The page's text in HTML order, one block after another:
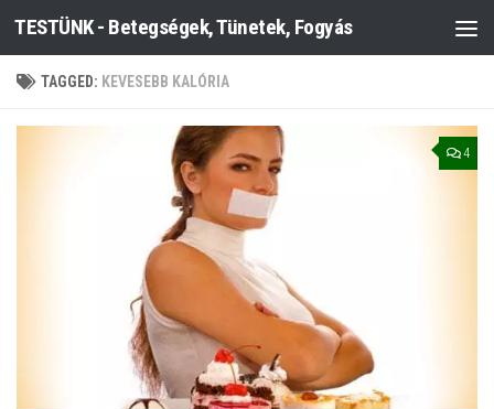
Skip to content
TESTÜNK - Betegségek, Tünetek, Fogyás
TAGGED: KEVESEBB KALÓRIA
4